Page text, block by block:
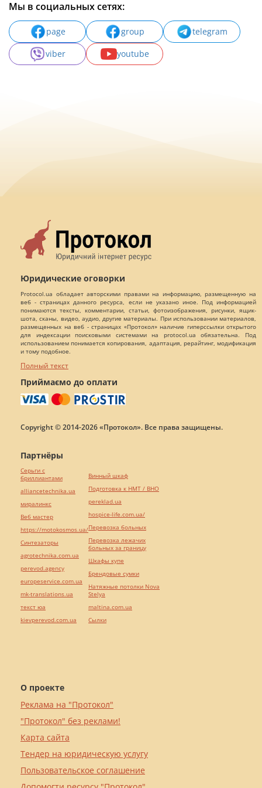
Мы в социальных сетях:
page group
telegram
viber
youtube
Юридические оговорки
Protocol.ua обладает авторскими правами на информацию, размещенную на
веб - страницах данного ресурса, если не указано иное. Под информацией
понимаются тексты, комментарии, статьи, фотоизображения, рисунки, ящик-
шота, сканы, видео, аудио, другие материалы. При использовании материалов,
размещенных на веб - страницах «Протокол» наличие гиперссылки открытого
для индексации поисковыми системами на protocol.ua обязательна. Под
использованием понимается копирования, адаптация, рерайтинг, модификация
и тому подобное.
Полный текст
Приймаємо до оплати
Copyright © 2014-2026 «Протокол». Все права защищены.
О проекте
Реклама на "Протокол"
"Протокол" без реклами!
Карта сайта
Тендер на юридическую услугу
Пользовательское соглашение
Партнёры
Серьги с
бриллиантами
alliancetechnika.ua
миралинкс
Веб мастер
https://motokosmos.ua/
Синтезаторы
agrotechnika.com.ua
perevod.agency
europeservice.com.ua
mk-translations.ua
текст юа
kievperevod.com.ua
Винный шкаф
Подготовка к НМТ / ВНО
pereklad.ua
hospice-life.com.ua/
Перевозка больных
Перевозка лежачих
больных за границу
Шкафы купе
Брендовые сумки
Натяжные потолки Nova
Stelya
maltina.com.ua
Cылки